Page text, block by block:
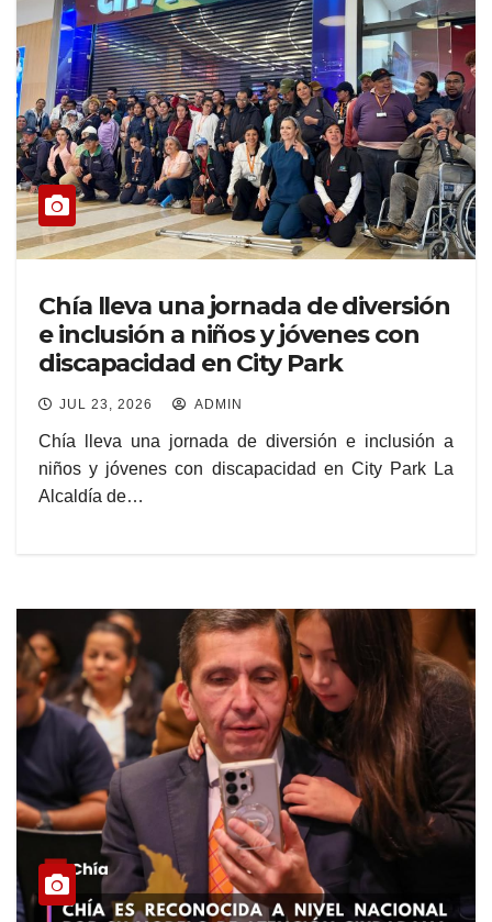
Chía lleva una jornada de diversión
e inclusión a niños y jóvenes con
discapacidad en City Park
JUL 23, 2026 ADMIN
Chía lleva una jornada de diversión e inclusión a
niños y jóvenes con discapacidad en City Park La
Alcaldía de…